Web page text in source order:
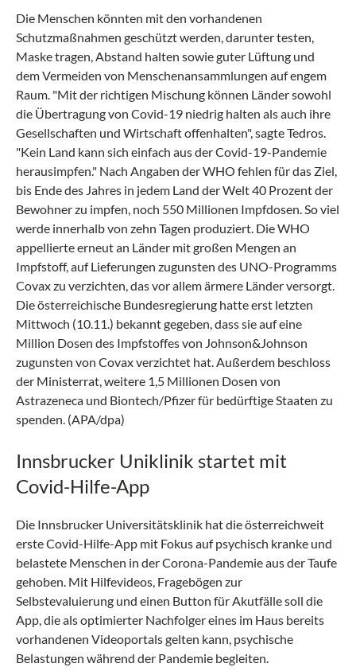
Die Menschen könnten mit den vorhandenen
Schutzmaßnahmen geschützt werden, darunter testen,
Maske tragen, Abstand halten sowie guter Lüftung und
dem Vermeiden von Menschenansammlungen auf engem
Raum. "Mit der richtigen Mischung können Länder sowohl
die Übertragung von Covid-19 niedrig halten als auch ihre
Gesellschaften und Wirtschaft offenhalten", sagte Tedros.
"Kein Land kann sich einfach aus der Covid-19-Pandemie
herausimpfen." Nach Angaben der WHO fehlen für das Ziel,
bis Ende des Jahres in jedem Land der Welt 40 Prozent der
Bewohner zu impfen, noch 550 Millionen Impfdosen. So viel
werde innerhalb von zehn Tagen produziert. Die WHO
appellierte erneut an Länder mit großen Mengen an
Impfstoff, auf Lieferungen zugunsten des UNO-Programms
Covax zu verzichten, das vor allem ärmere Länder versorgt.
Die österreichische Bundesregierung hatte erst letzten
Mittwoch (10.11.) bekannt gegeben, dass sie auf eine
Million Dosen des Impfstoffes von Johnson&Johnson
zugunsten von Covax verzichtet hat. Außerdem beschloss
der Ministerrat, weitere 1,5 Millionen Dosen von
Astrazeneca und Biontech/Pfizer für bedürftige Staaten zu
spenden. (APA/dpa)
Innsbrucker Uniklinik startet mit
Covid-Hilfe-App
Die Innsbrucker Universitätsklinik hat die österreichweit
erste Covid-Hilfe-App mit Fokus auf psychisch kranke und
belastete Menschen in der Corona-Pandemie aus der Taufe
gehoben. Mit Hilfevideos, Fragebögen zur
Selbstevaluierung und einen Button für Akutfälle soll die
App, die als optimierter Nachfolger eines im Haus bereits
vorhandenen Videoportals gelten kann, psychische
Belastungen während der Pandemie begleiten.